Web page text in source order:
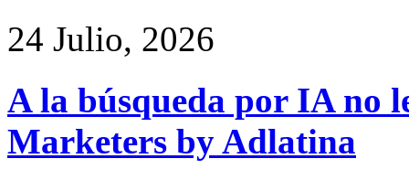
24 Julio, 2026
A la búsqueda por IA no
Marketers by Adlatina